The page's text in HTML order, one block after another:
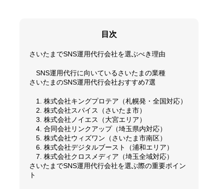
目次
さいたまでSNS運用代行会社を選ぶべき理由
SNS運用代行に向いているさいたまの業種
さいたまのSNS運用代行会社おすすめ7選
1. 株式会社キングプロテア（札幌発・全国対応）
2. 株式会社スパイス（さいたま市）
3. 株式会社ノイエス（大宮エリア）
4. 合同会社リンクアップ（埼玉県内対応）
5. 株式会社ウィズワン（さいたま市南区）
6. 株式会社デジタルブースト（浦和エリア）
7. 株式会社クロスメディア（埼玉全域対応）
さいたまでSNS運用代行会社を選ぶ際の重要ポイン
ト